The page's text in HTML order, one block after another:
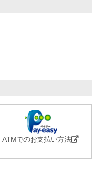
ATMでのお支払い方法